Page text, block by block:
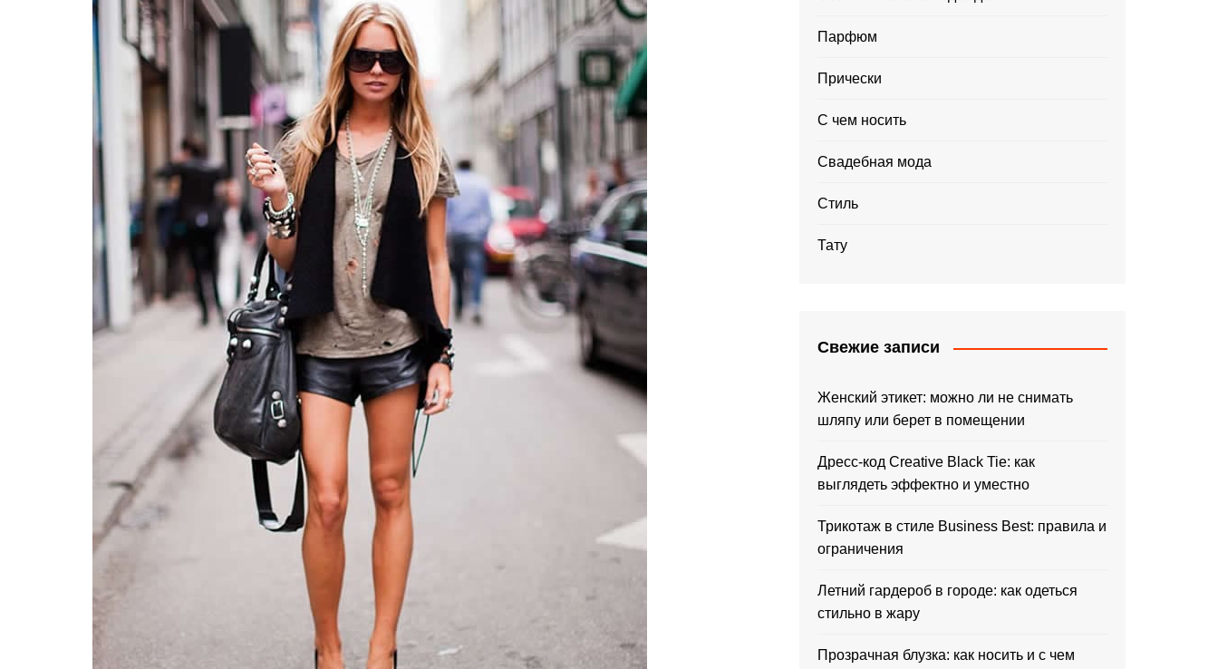
Парфюм
Прически
С чем носить
Свадебная мода
Стиль
Тату
Свежие записи
Женский этикет: можно ли не снимать
шляпу или берет в помещении
Дресс-код Creative Black Tie: как
выглядеть эффектно и уместно
Трикотаж в стиле Business Best: правила и
ограничения
Летний гардероб в городе: как одеться
стильно в жару
Прозрачная блузка: как носить и с чем